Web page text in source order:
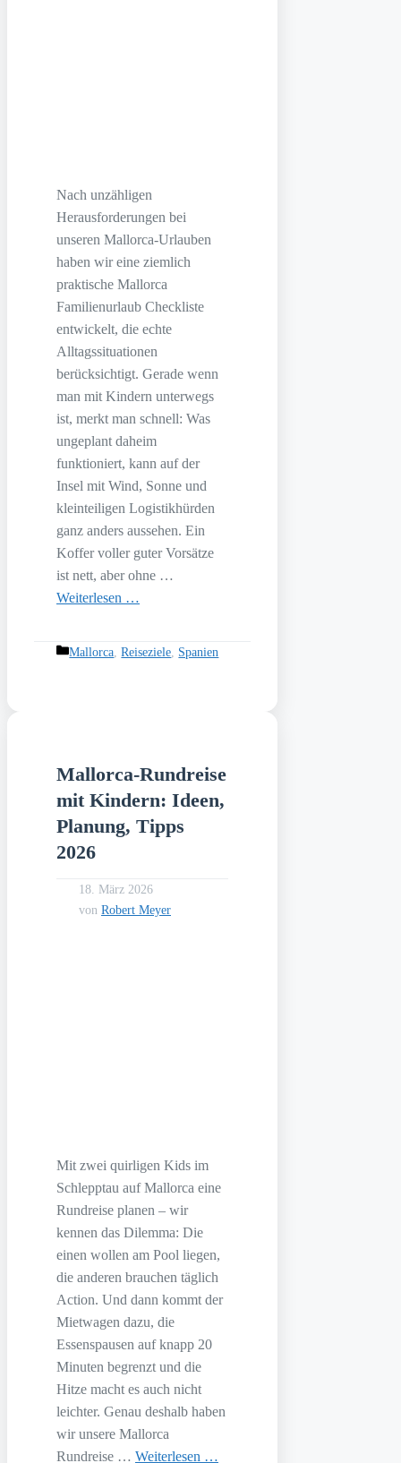
Nach unzähligen
Herausforderungen bei
unseren Mallorca-Urlauben
haben wir eine ziemlich
praktische Mallorca
Familienurlaub Checkliste
entwickelt, die echte
Alltagssituationen
berücksichtigt. Gerade wenn
man mit Kindern unterwegs
ist, merkt man schnell: Was
ungeplant daheim
funktioniert, kann auf der
Insel mit Wind, Sonne und
kleinteiligen Logistikhürden
ganz anders aussehen. Ein
Koffer voller guter Vorsätze
ist nett, aber ohne …
Weiterlesen …
Kategorien
Mallorca,Reiseziele, Spanien
Mallorca-Rundreise
mit Kindern: Ideen,
Planung, Tipps
2026
18. März 2026
von Robert Meyer
Mit zwei quirligen Kids im
Schlepptau auf Mallorca eine
Rundreise planen – wir
kennen das Dilemma: Die
einen wollen am Pool liegen,
die anderen brauchen täglich
Action. Und dann kommt der
Mietwagen dazu, die
Essenspausen auf knapp 20
Minuten begrenzt und die
Hitze macht es auch nicht
leichter. Genau deshalb haben
wir unsere Mallorca
Rundreise … Weiterlesen …